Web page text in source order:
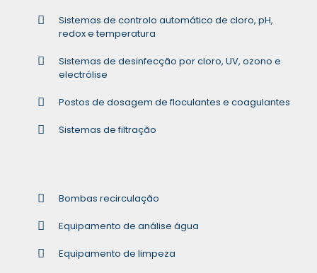
Sistemas de controlo automático de cloro, pH,
redox e temperatura
Sistemas de desinfecção por cloro, UV, ozono e
electrólise
Postos de dosagem de floculantes e coagulantes
Sistemas de filtração
Bombas recirculação
Equipamento de análise água
Equipamento de limpeza